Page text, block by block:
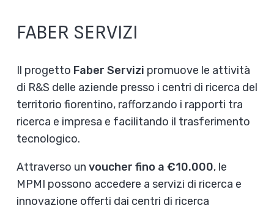
FABER SERVIZI
Il progetto Faber Servizi promuove le attività
di R&S delle aziende presso i centri di ricerca del
territorio fiorentino, rafforzando i rapporti tra
ricerca e impresa e facilitando il trasferimento
tecnologico.
Attraverso un voucher fino a €10.000, le
MPMI possono accedere a servizi di ricerca e
innovazione offerti dai centri di ricerca